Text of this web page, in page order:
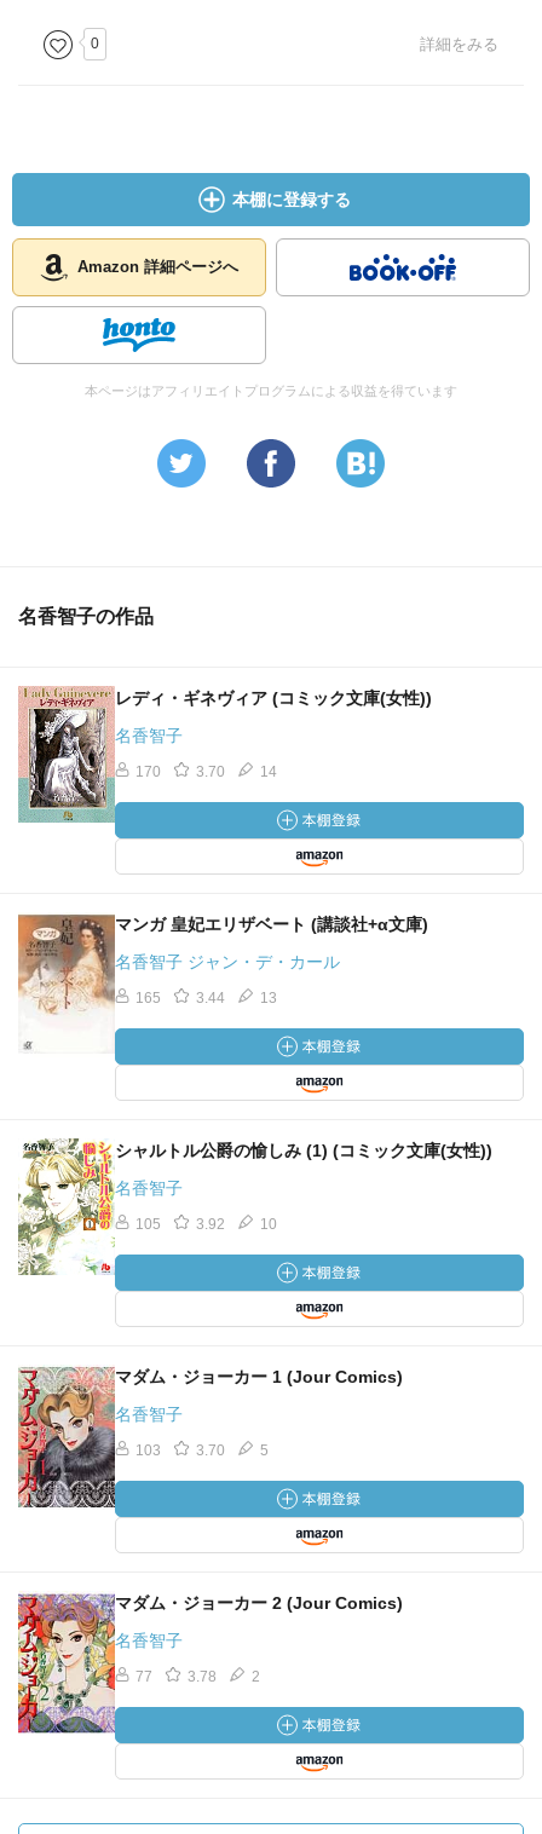
0 詳細をみる
本棚に登録する
Amazon 詳細ページへ
本ページはアフィリエイトプログラムによる収益を得ています
名香智子の作品
レディ・ギネヴィア (コミック文庫(女性))
名香智子
170 3.70 14
マンガ 皇妃エリザベート (講談社+α文庫)
名香智子 ジャン・デ・カール
165 3.44 13
シャルトル公爵の愉しみ (1) (コミック文庫(女性))
名香智子
105 3.92 10
マダム・ジョーカー 1 (Jour Comics)
名香智子
103 3.70 5
マダム・ジョーカー 2 (Jour Comics)
名香智子
77 3.78 2